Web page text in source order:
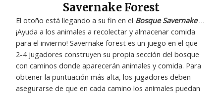
Savernake Forest
El otoño está llegando a su fin en el Bosque Savernake…
¡Ayuda a los animales a recolectar y almacenar comida
para el invierno! Savernake forest es un juego en el que
2-4 jugadores construyen su propia sección del bosque
con caminos donde aparecerán animales y comida. Para
obtener la puntuación más alta, los jugadores deben
asegurarse de que en cada camino los animales puedan